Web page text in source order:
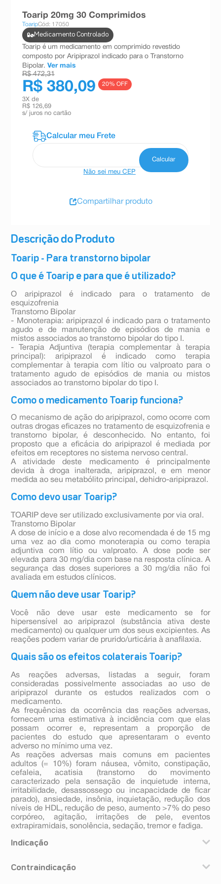
Descrição do Produto
Toarip - Para transtorno bipolar
O que é Toarip e para que é utilizado?
O aripiprazol é indicado para o tratamento de
esquizofrenia
Transtorno Bipolar
- Monoterapia: aripiprazol é indicado para o tratamento
agudo e de manutenção de episódios de mania e
mistos associados ao transtorno bipolar do tipo I.
- Terapia Adjuntiva (terapia complementar à terapia
principal): aripiprazol é indicado como terapia
complementar à terapia com lítio ou valproato para o
tratamento agudo de episódios de mania ou mistos
associados ao transtorno bipolar do tipo I.
Como o medicamento Toarip funciona?
O mecanismo de ação do aripiprazol, como ocorre com
outras drogas eficazes no tratamento de esquizofrenia e
transtorno bipolar, é desconhecido. No entanto, foi
proposto que a eficácia do aripiprazol é mediada por
efeitos em receptores no sistema nervoso central.
A atividade deste medicamento é principalmente
devida à droga inalterada, aripiprazol, e em menor
medida ao seu metabólito principal, dehidro-aripiprazol.
Como devo usar Toarip?
TOARIP deve ser utilizado exclusivamente por via oral.
Transtorno Bipolar
A dose de início e a dose alvo recomendada é de 15 mg
uma vez ao dia como monoterapia ou como terapia
adjuntiva com lítio ou valproato. A dose pode ser
elevada para 30 mg/dia com base na resposta clínica. A
segurança das doses superiores a 30 mg/dia não foi
avaliada em estudos clínicos.
Quem não deve usar Toarip?
Você não deve usar este medicamento se for
hipersensível ao aripiprazol (substância ativa deste
medicamento) ou qualquer um dos seus excipientes. As
reações podem variar de prurido/urticária à anafilaxia.
Quais são os efeitos colaterais Toarip?
As reações adversas, listadas a seguir, foram
consideradas possivelmente associadas ao uso de
aripiprazol durante os estudos realizados com o
medicamento.
As frequências da ocorrência das reações adversas,
fornecem uma estimativa à incidência com que elas
possam ocorrer e, representam a proporção de
pacientes do estudo que apresentaram o evento
adverso no mínimo uma vez.
As reações adversas mais comuns em pacientes
adultos (= 10%) foram náusea, vômito, constipação,
cefaleia, acatisia (transtorno do movimento
caracterizado pela sensação de inquietude interna,
irritabilidade, desassossego ou incapacidade de ficar
parado), ansiedade, insônia, inquietação, redução dos
níveis de HDL, redução de peso, aumento >7% do peso
corpóreo, agitação, irritações de pele, eventos
extrapiramidais, sonolência, sedação, tremor e fadiga.
Indicação
tratamento de esquizofrenia Transtorno Bipolar -
Contraindicação
Toarip 20mg 30 Comprimidos
ToaripCód: 17050
Medicamento Controlado
Toarip é um medicamento em comprimido revestido
composto por Aripiprazol indicado para o Transtorno
Bipolar. Ver mais
R$ 472,31
R$ 380,09 20% OFF
3X de
R$ 126,69
s/ juros no cartão
Não sei meu CEP
Compartilhar produto
teste gravidez
esmalte
10ºabsorvente